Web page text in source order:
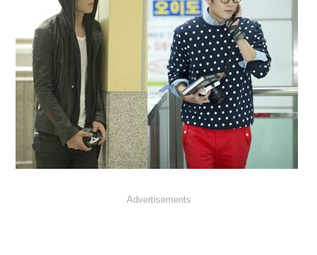
Advertisements